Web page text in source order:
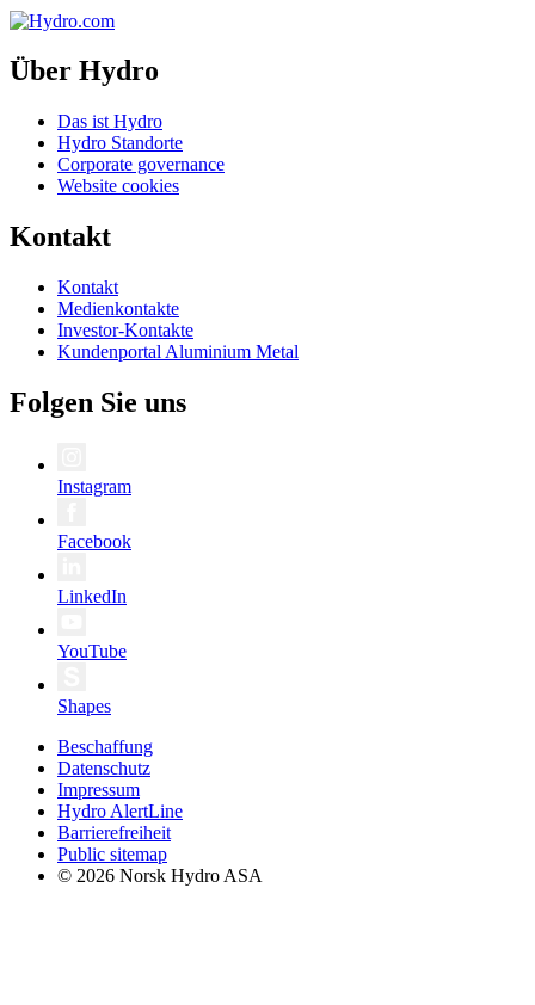
Über Hydro
Das ist Hydro
Hydro Standorte
Corporate governance
Website cookies
Kontakt
Kontakt
Medienkontakte
Investor-Kontakte
Kundenportal Aluminium Metal
Folgen Sie uns
Instagram
Facebook
LinkedIn
YouTube
Shapes
Beschaffung
Datenschutz
Impressum
Hydro AlertLine
Barrierefreiheit
Public sitemap
© 2026 Norsk Hydro ASA